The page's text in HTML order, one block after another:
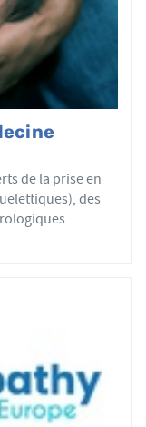
sphères
de la
rationnelle.
le ministère de la
Santé pour
et d'exercer les
de la prise en
des